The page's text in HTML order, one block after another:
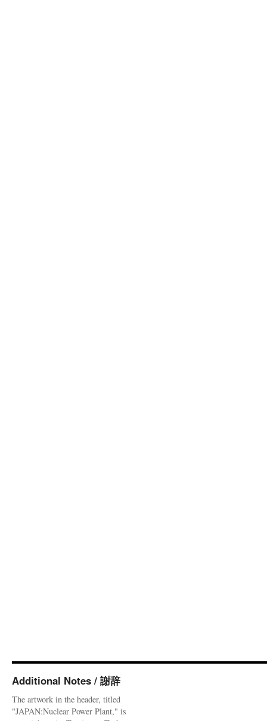
Additional Notes / 謝辞
The artwork in the header, titled
"JAPAN:Nuclear Power Plant," is